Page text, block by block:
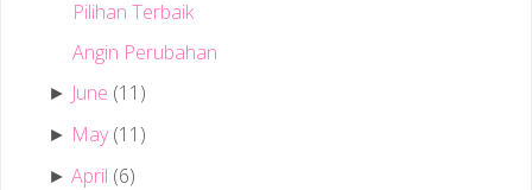
Pilihan Terbaik
Angin Perubahan
► June (11)
► May (11)
►April (6)